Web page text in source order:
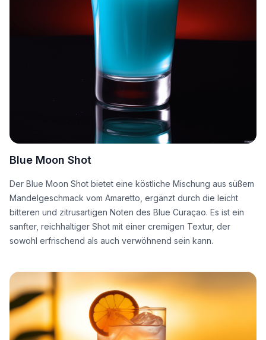
Blue Moon Shot
Der Blue Moon Shot bietet eine köstliche Mischung aus süßem
Mandelgeschmack vom Amaretto, ergänzt durch die leicht
bitteren und zitrusartigen Noten des Blue Curaçao. Es ist ein
sanfter, reichhaltiger Shot mit einer cremigen Textur, der
sowohl erfrischend als auch verwöhnend sein kann.